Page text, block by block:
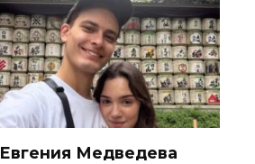
Евгения Медведева